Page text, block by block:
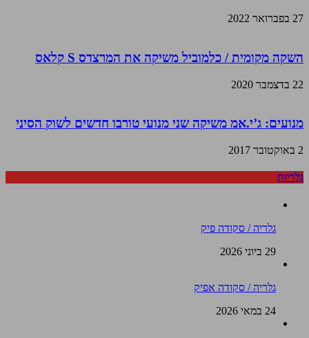
27 בפברואר 2022
השקה מקומית / כלמוביל משיקה את המרצדס S קלאס
22 בדצמבר 2020
מנועים: ג’י.אמ משיקה שני מנועי טורבו חדשים לשוק הסיני
2 באוקטובר 2017
גלריות
גלריה / סקודה פיק
29 ביוני 2026
גלריה / סקודה אפיק
24 במאי 2026